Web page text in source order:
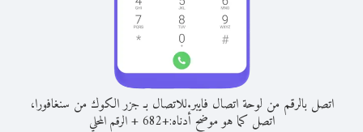
اتصل بالرقم من لوحة اتصال فايبر.للاتصال بـ جزر الكوك من سنغافورا،
اتصل كما هو موضح أدناه:+
682
+الرقم المحلي